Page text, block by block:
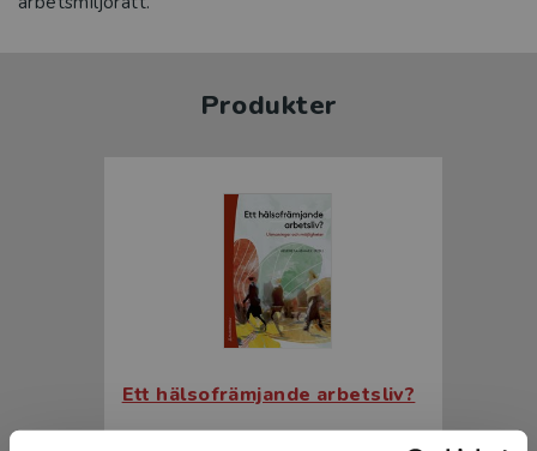
Produkter
Ett hälsofrämjande arbetsliv?